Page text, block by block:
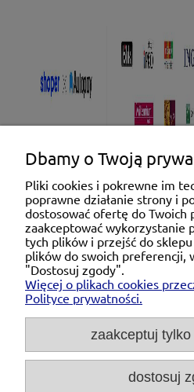
Pomoc
Moje
Płatności i
O nas
Michał Niedźwiecki Dobra
Dbamy o Twoją
Pliki cookies i pokrewne im
poprawne działanie strony i
dostosować ofertę do Twoich
zaakceptować wykorzystanie
tych plików i przejść do
plików do swoich preferencji,
"Dostosuj zgody".
Więcej o plikach cookies
Polityce prywatności.
zaakceptuj
dostosuj